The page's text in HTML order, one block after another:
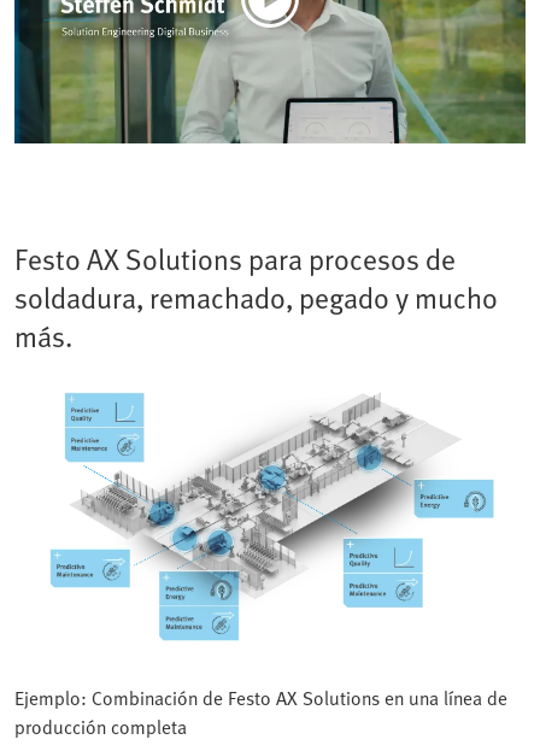
Festo AX Solutions para procesos de
soldadura, remachado, pegado y mucho
más.
Ejemplo: Combinación de Festo AX Solutions en una línea de
producción completa